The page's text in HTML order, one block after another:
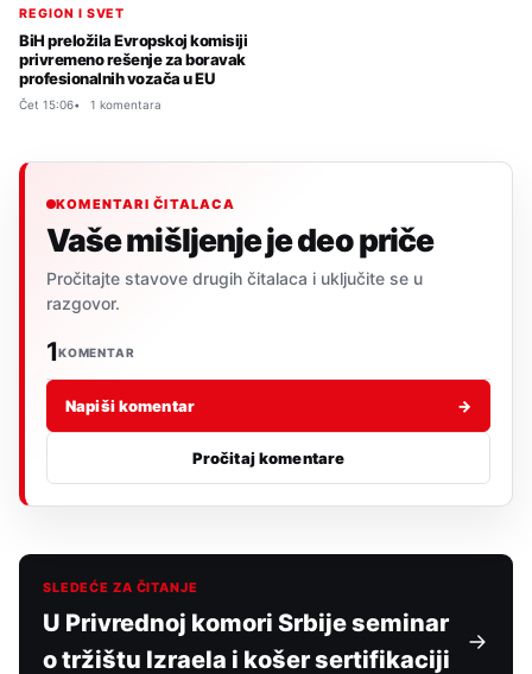
REGION I SVET
BiH preložila Evropskoj komisiji
privremeno rešenje za boravak
profesionalnih vozača u EU
Čet 15:06 1 komentara
KOMENTARI ČITALACA
Vaše mišljenje je deo priče
Pročitajte stavove drugih čitalaca i uključite se u
razgovor.
1KOMENTAR
Napiši komentar →
Pročitaj komentare
SLEDEĆE ZA ČITANJE
U Privrednoj komori Srbije seminar
o tržištu Izraela i košer sertifikaciji